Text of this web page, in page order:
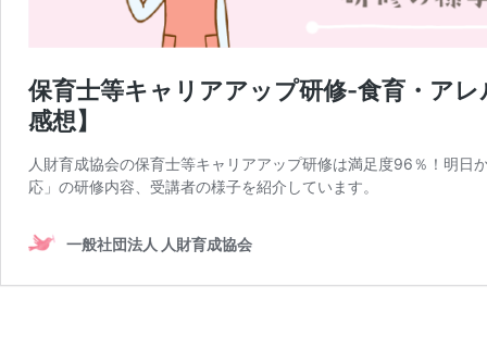
保育士等キャリアアップ研修-食育・ア
感想】
人財育成協会の保育士等キャリアアップ研修は満足度96％！明
応」の研修内容、受講者の様子を紹介しています。
一般社団法人 人財育成協会